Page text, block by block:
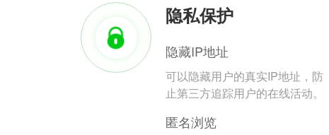
隐私保护
隐藏IP地址
可以隐藏用户的真实IP地址，防
止第三方追踪用户的在线活动。
匿名浏览